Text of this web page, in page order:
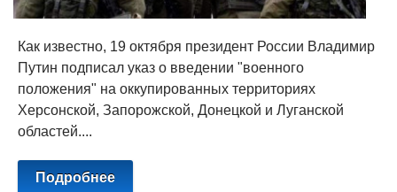
Как известно, 19 октября президент России Владимир
Путин подписал указ о введении "военного
положения" на оккупированных территориях
Херсонской, Запорожской, Донецкой и Луганской
областей....
Подробнее